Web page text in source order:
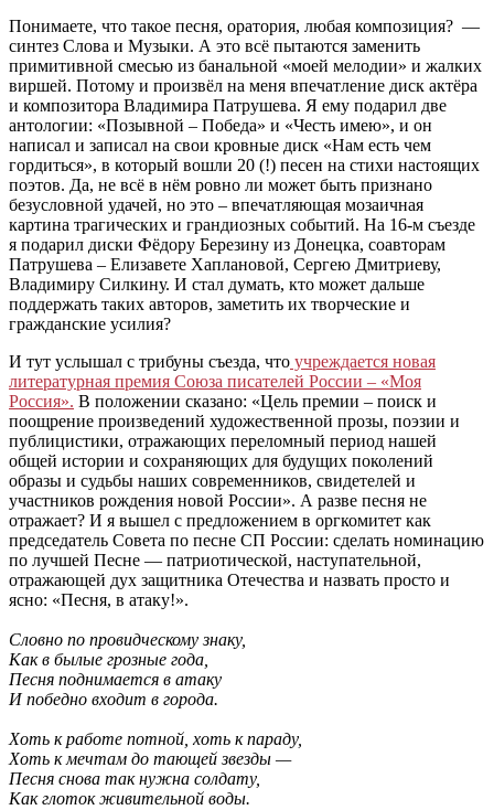
Понимаете, что такое песня, оратория, любая композиция? —
синтез Слова и Музыки. А это всё пытаются заменить
примитивной смесью из банальной «моей мелодии» и жалких
виршей. Потому и произвёл на меня впечатление диск актёра
и композитора Владимира Патрушева. Я ему подарил две
антологии: «Позывной – Победа» и «Честь имею», и он
написал и записал на свои кровные диск «Нам есть чем
гордиться», в который вошли 20 (!) песен на стихи настоящих
поэтов. Да, не всё в нём ровно ли может быть признано
безусловной удачей, но это – впечатляющая мозаичная
картина трагических и грандиозных событий. На 16-м съезде
я подарил диски Фёдору Березину из Донецка, соавторам
Патрушева – Елизавете Хаплановой, Сергею Дмитриеву,
Владимиру Силкину. И стал думать, кто может дальше
поддержать таких авторов, заметить их творческие и
гражданские усилия?
И тут услышал с трибуны съезда, что учреждается новая
литературная премия Союза писателей России – «Моя
Россия». В положении сказано: «Цель премии – поиск и
поощрение произведений художественной прозы, поэзии и
публицистики, отражающих переломный период нашей
общей истории и сохраняющих для будущих поколений
образы и судьбы наших современников, свидетелей и
участников рождения новой России». А разве песня не
отражает? И я вышел с предложением в оргкомитет как
председатель Совета по песне СП России: сделать номинацию
по лучшей Песне — патриотической, наступательной,
отражающей дух защитника Отечества и назвать просто и
ясно: «Песня, в атаку!».
Словно по провидческому знаку,
Как в былые грозные года,
Песня поднимается в атаку
И победно входит в города.
Хоть к работе потной, хоть к параду,
Хоть к мечтам до тающей звезды —
Песня снова так нужна солдату,
Как глоток живительной воды.